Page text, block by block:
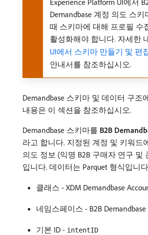
Experience Platform UI에서
Demandbase 계정 의도 스
때 스키마에 대해 프로필 수
활성화해야 합니다. 자세한
UI에서 스키마 만들기 및 편
안내서를 참조하십시오.
Demandbase 스키마 및 데이터 구조
내용은 이 섹션을 참조하십시오.
Demandbase 스키마를 B2B
라고 합니다. 지정된 계정 및 키워드
의도 정보 (익명 B2B 구매자 연구 및
입니다. 데이터는 Parquet 형식입니
클래스 - XDM Demandbase
네임스페이스 - B2B
기본 ID - intentID